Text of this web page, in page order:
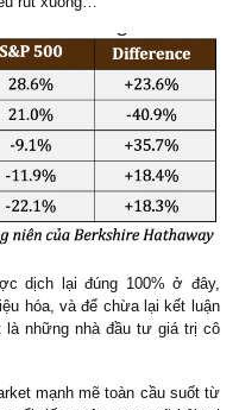
việc gọi tên riêng của một
tôn trọng lớn, điều đó làm
bài báo đó đãkhông
năm 2000 đến năm 2002,
đổ vỡ, ngài Buffett đánh bại
gần 70%, làm câm lặng
triều rút xuống…